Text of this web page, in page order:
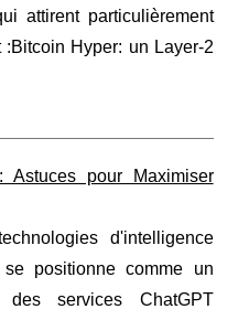
attirent particulièrement
:Bitcoin Hyper: un Layer‑2
Astuces pour Maximiser
d'intelligence
se positionne comme un
services ChatGPT